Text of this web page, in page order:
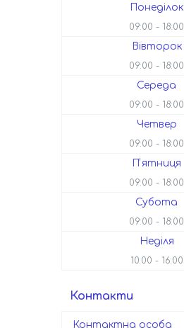
Понеділок
09:00 18:00
Вівторок
09:00 18:00
Середа
09:00 18:00
Четвер
09:00 18:00
Пʼятниця
09:00 18:00
Субота
09:00 18:00
Неділя
10:00 16:00
Контакти